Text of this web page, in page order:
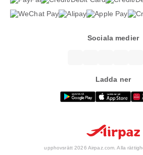
Sociala medier
Ladda ner
upphovsrätt 2026 Airpaz.com. Alla